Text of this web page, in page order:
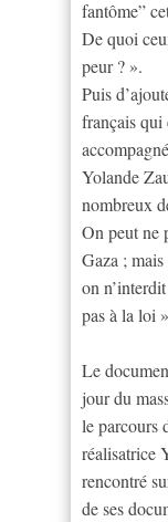
fantôme”
De quoi
peur ? ».
Puis
français qui
Yolande
nombreux
On peut ne
Gaza ;
on
pas à la loi
Le
jour du
le parcours
réalisatrice
rencontré
de ses